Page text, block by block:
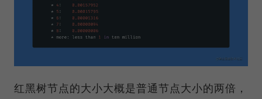
红黑树节点的大小大概是普通节点大小的两倍，